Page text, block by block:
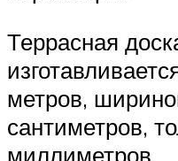
Террасная
метров,
сантиметров,
миллиметров.